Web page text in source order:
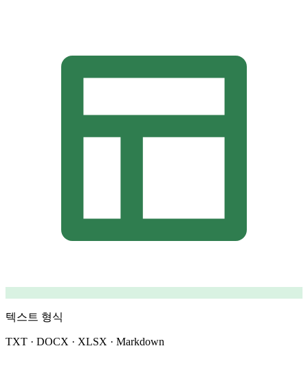
텍스트 형식
TXT · DOCX · XLSX · Markdown